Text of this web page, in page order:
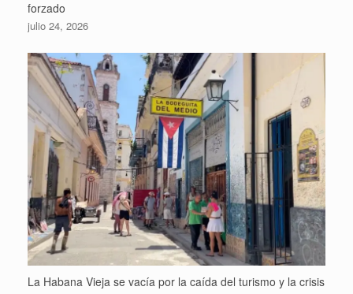
forzado
julio 24, 2026
La Habana Vieja se vacía por la caída del turismo y la crisis